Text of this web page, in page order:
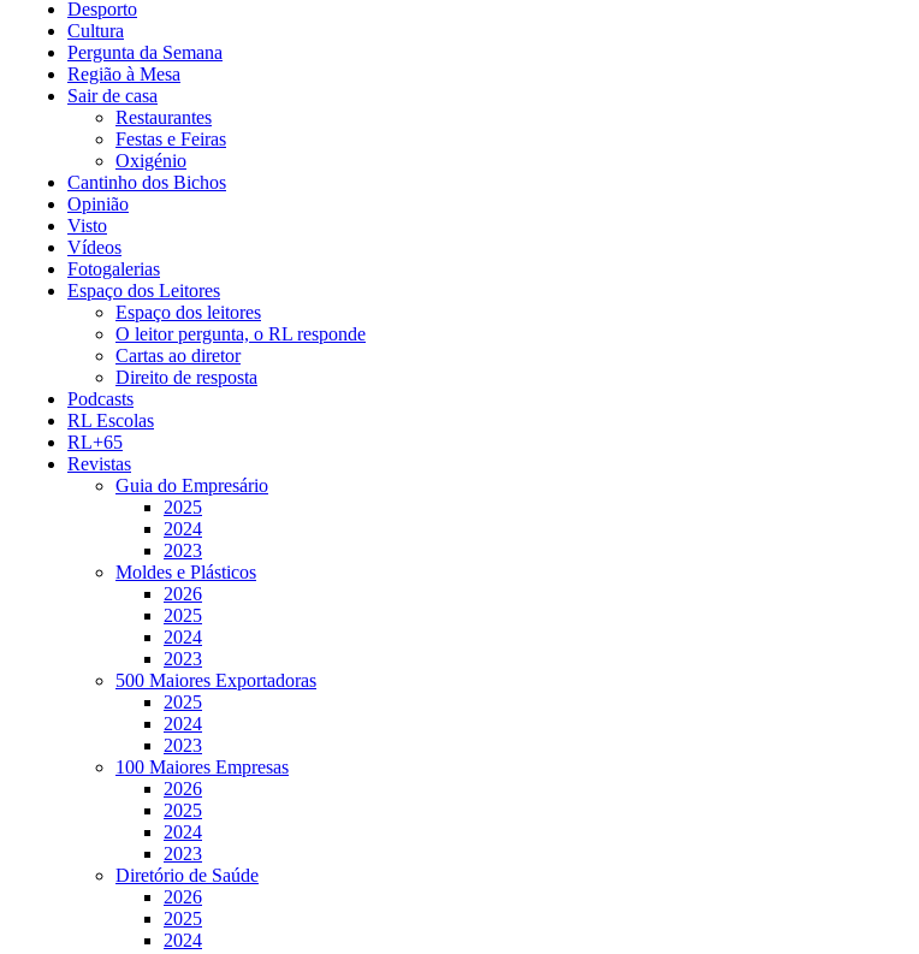
Desporto
Cultura
Pergunta da Semana
Região à Mesa
Sair de casa
Restaurantes
Festas e Feiras
Oxigénio
Cantinho dos Bichos
Opinião
Visto
Vídeos
Fotogalerias
Espaço dos Leitores
Espaço dos leitores
O leitor pergunta, o RL responde
Cartas ao diretor
Direito de resposta
Podcasts
RL Escolas
RL+65
Revistas
Guia do Empresário
2025
2024
2023
Moldes e Plásticos
2026
2025
2024
2023
500 Maiores Exportadoras
2025
2024
2023
100 Maiores Empresas
2026
2025
2024
2023
Diretório de Saúde
2026
2025
2024